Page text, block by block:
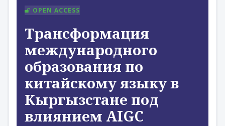
OPEN ACCESS
Трансформация
международного
образования по
китайскому языку в
Кыргызстане под
влиянием AIGC